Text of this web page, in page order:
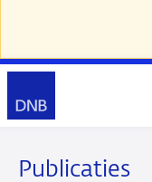
Publicaties